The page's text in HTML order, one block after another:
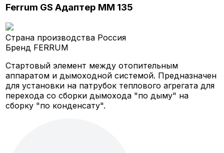
Ferrum GS Адаптер ММ 135
Страна производства Россия
Бренд FERRUM
Стартовый элемент между отопительным
аппаратом и дымоходной системой. Предназначен
для установки на патрубок теплового агрегата для
перехода со сборки дымохода "по дыму" на
сборку "по конденсату".